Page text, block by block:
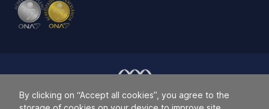
By clicking on “Accept all cookies”, you agree to the
Responsável Técnico:
Dra. Luci Mara Barbiero – CRM 120.433/SP